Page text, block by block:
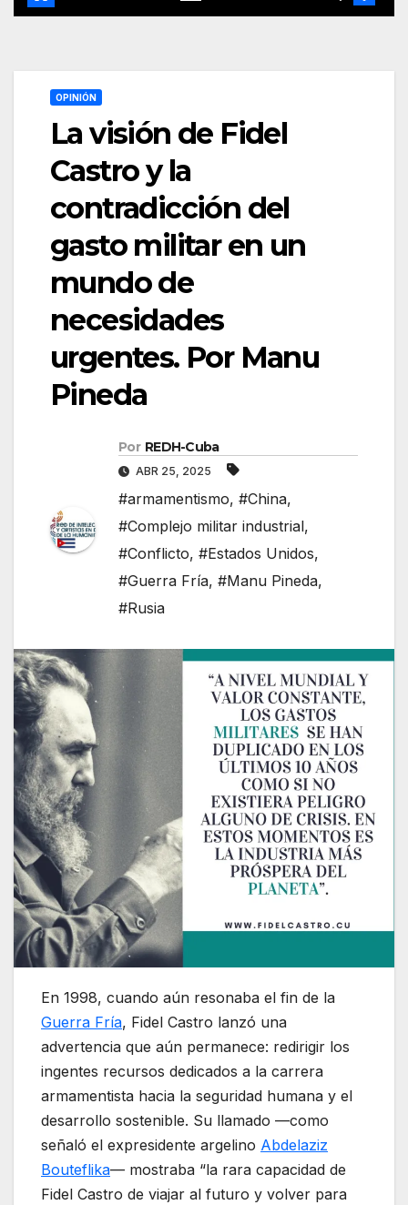
OPINIÓN
La visión de Fidel
Castro y la
contradicción del
gasto militar en un
mundo de
necesidades
urgentes. Por Manu
Pineda
Por REDH-Cuba
ABR 25, 2025
#armamentismo, #China,
#Complejo militar industrial,
#Conflicto, #Estados Unidos,
#Guerra Fría, #Manu Pineda,
#Rusia
En 1998, cuando aún resonaba el fin de la
Guerra Fría, Fidel Castro lanzó una
advertencia que aún permanece: redirigir los
ingentes recursos dedicados a la carrera
armamentista hacia la seguridad humana y el
desarrollo sostenible. Su llamado —como
señaló el expresidente argelino Abdelaziz
Bouteflika— mostraba “la rara capacidad de
Fidel Castro de viajar al futuro y volver para